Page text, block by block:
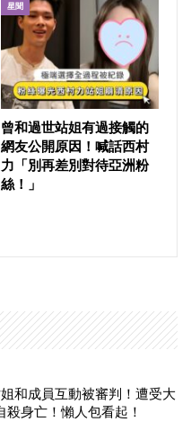
星聞
曾和過世站姐有過接觸的
網友公開原因！喊話西村
力「別再差別對待亞洲粉
絲！」
姐和成員互動被審判！遭受大
身亡！懶人包看起！